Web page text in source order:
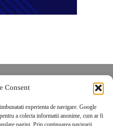
Consent
experienta de navigare. Google
a colecta informatii anonime, cum ar fi
pagini. Prin continuarea navigarii